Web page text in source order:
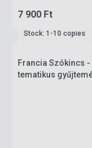
7 900 Ft
Stock: 1-10 copies
Francia Szókincs
tematikus